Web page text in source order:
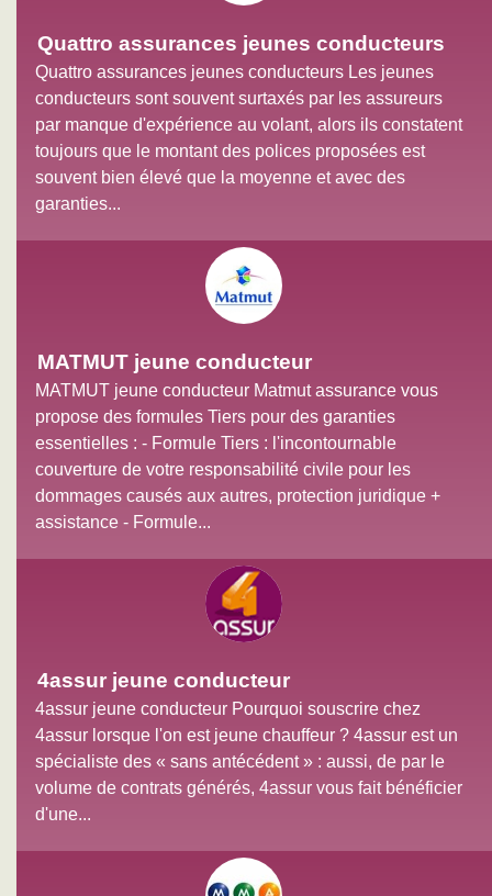
Quattro assurances jeunes conducteurs
Quattro assurances jeunes conducteurs Les jeunes
conducteurs sont souvent surtaxés par les assureurs
par manque d'expérience au volant, alors ils constatent
toujours que le montant des polices proposées est
souvent bien élevé que la moyenne et avec des
garanties...
MATMUT jeune conducteur
MATMUT jeune conducteur Matmut assurance vous
propose des formules Tiers pour des garanties
essentielles : - Formule Tiers : l'incontournable
couverture de votre responsabilité civile pour les
dommages causés aux autres, protection juridique +
assistance - Formule...
4assur jeune conducteur
4assur jeune conducteur Pourquoi souscrire chez
4assur lorsque l'on est jeune chauffeur ? 4assur est un
spécialiste des « sans antécédent » : aussi, de par le
volume de contrats générés, 4assur vous fait bénéficier
d'une...